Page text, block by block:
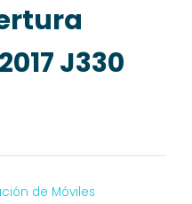
J330
de Móviles